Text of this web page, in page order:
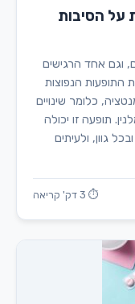
על הסיבות
וגם אחד הרגישים
התופעות הנפוצות
כלומר שינויים
תופעה זו יכולה
גוון, ולעיתים
⏱ 3 דק' קריאה